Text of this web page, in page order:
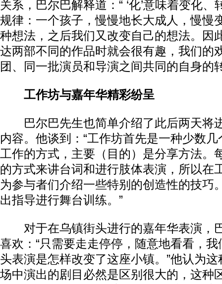
关系，巴尔巴解释道：“ ‘化’意味着变化
规律：一个孩子，慢慢地长大成人，慢慢
种想法，之后我们又改变自己的想法。因
达两部不同的作品时就会很有趣，我们的
团、同一批演员和导演之间共同的自身的
工作坊与嘉年华精彩纷呈
巴尔巴先生也简单介绍了此后两天将
内容。他谈到：“工作坊首先是一种少数
工作的方式，主要（目的）是分享方法。
的方式来讲台词和进行肢体表演，所以在
为参与者们介绍一些特别的创造性的技巧
出指导进行舞台训练。”
对于在乌镇街头进行的嘉年华表演，
喜欢：“只需要走走停停，随意地看看，
头表演是怎样改变了这座小镇。”他认为
场中演出的剧目必然是区别很大的，这种